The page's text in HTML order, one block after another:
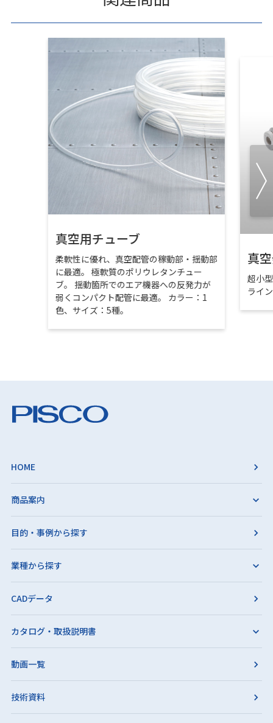
真空用チューブ
柔軟性に優れ、真空配管の稼動部・揺動部
に最適。 極軟質のポリウレタンチュー
ブ。 揺動箇所でのエア機器への反発力が
弱くコンパクト配管に最適。 カラー：1
色、サイズ：5種。
真
超小
ライ
HOME
商品案内
目的・事例から探す
業種から探す
CADデータ
カタログ・取扱説明書
動画一覧
技術資料